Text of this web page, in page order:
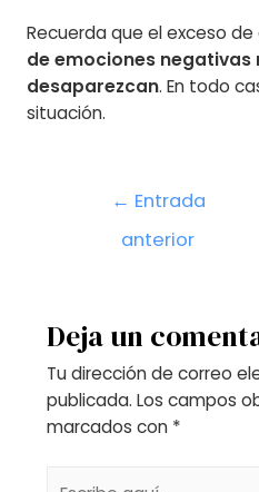
Recuerda que el exceso
de emociones negativas
desaparezcan. En todo
situación.
Navegación
entradas
← Entrada
anterior
Deja un
Tu dirección de correo
publicada. Los campos
marcados con *